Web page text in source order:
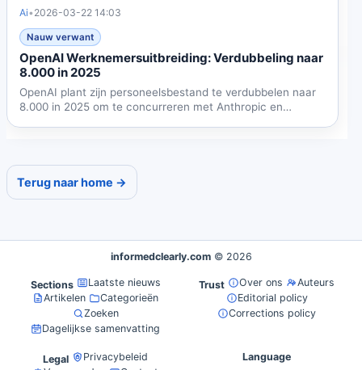
Ai• 2026-03-22 14:03
Nauw verwant
OpenAI Werknemersuitbreiding: Verdubbeling naar
8.000 in 2025
OpenAI plant zijn personeelsbestand te verdubbelen naar
8.000 in 2025 om te concurreren met Anthropic en
Terug naar home →
informedclearly.com © 2026
Sections
Laatste nieuws
Artikelen
Categorieën
Zoeken
Dagelijkse samenvatting
Trust Over ons
Auteurs
Editorial policy
Corrections policy
Legal
Privacybeleid
Language